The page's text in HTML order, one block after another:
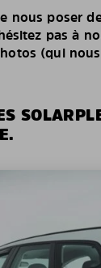
nous poser
pas à
(qui